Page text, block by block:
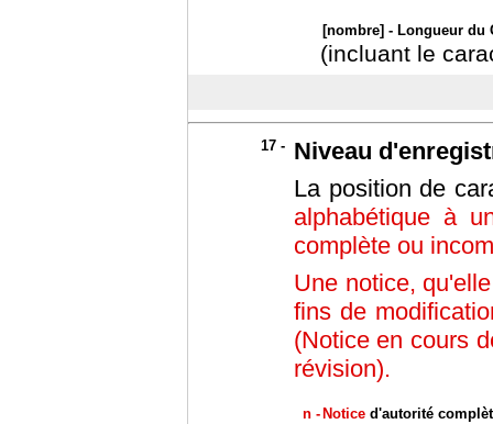
[nombre] - Longueur du
(incluant le
17 -
Niveau
La position de
alphabétique à
complète ou
Une notice,
fins de
(Notice en cours
révision).
n - Noticed'autorité